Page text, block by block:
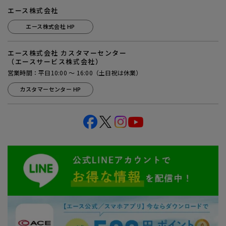
エース株式会社
エース株式会社 HP
エース株式会社 カスタマーセンター
（エースサービス株式会社）
営業時間：平日10:00 ～ 16:00（土日祝は休業）
カスタマーセンター HP